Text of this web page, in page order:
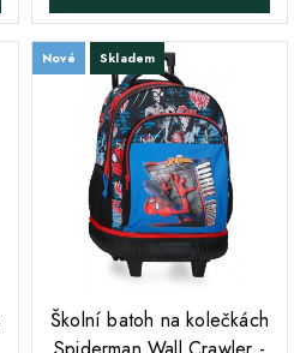
Nové Skladem
Školní batoh na kolečkách